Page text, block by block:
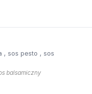
, sos pesto , sos
balsamiczny